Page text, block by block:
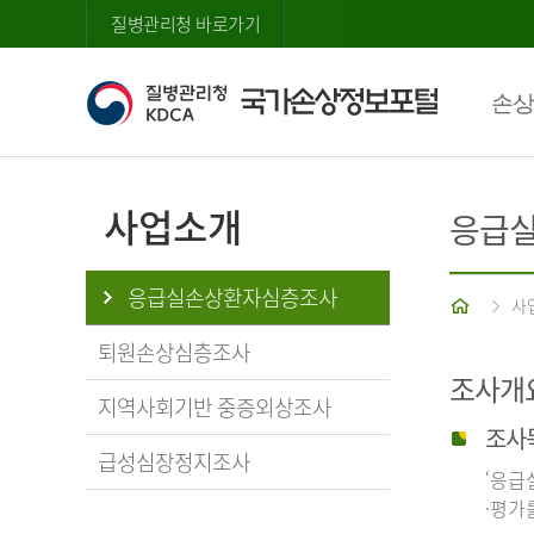
질병관리청 바로가기
손
사업소개
응급실손상환자심층조사
퇴원손상심층조사
지역사회기반 중증외상조사
급성심장정지조사
응급
홈 사
조사개
조사
‘응
·평